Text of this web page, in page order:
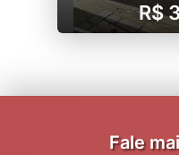
R$
Fale